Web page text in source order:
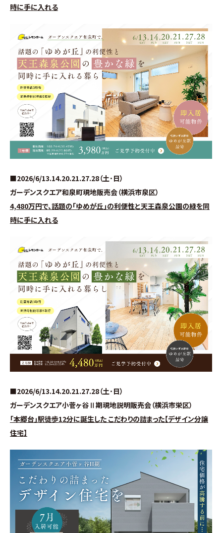
∟保証・アフターフォロー
∟家づくりの流れ
∟自由設計・高性能住宅『AUCA』
∟自由設計・高断熱仕様住宅『MODERATE』
∟規格型・高性能住宅『Waffle』
宿泊型モデルハウス
∟宿泊体験予約
∟内覧予約
分譲情報
∟新規分譲住宅
∟土地分譲
不動産管理 売買・賃貸仲介
中古物件買取サイト
企業情報・アクセス
お問い合わせ
∟総合お問い合わせ
時に手に入れる
■2026/6/13.14.20.21.27.28（土･日）
ガーデンスクエア和泉町現地販売会（横浜市泉区）
4,480万円で、話題の｢ゆめが丘｣の利便性と天王森泉公園の緑を同
時に手に入れる
■2026/6/13.14.20.21.27.28（土･日）
ガーデンスクエア小菅ヶ谷Ⅱ期現地説明販売会（横浜市栄区）
｢本郷台｣駅徒歩12分に誕生した こだわりの詰まった【デザイン分譲
住宅】